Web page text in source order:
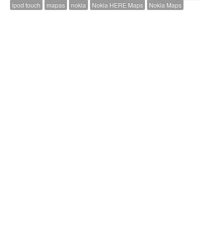
ipod touch
mapas nokia Nokia HERE Maps Nokia Maps